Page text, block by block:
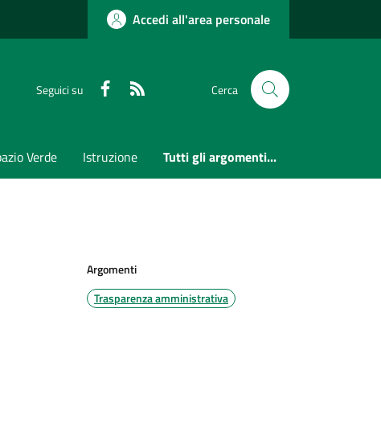
Accedi all'area personale
Seguici su Faceboook Cerca
Verde Istruzione Tutti gli argomenti...
Argomenti
Trasparenza amministrativa